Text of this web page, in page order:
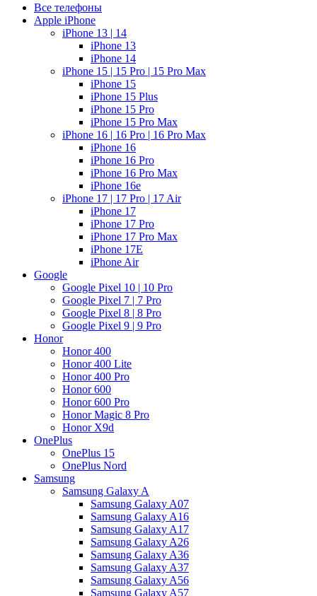
Все телефоны
Apple iPhone
iPhone 13 | 14
iPhone 13
iPhone 14
iPhone 15 | 15 Pro | 15 Pro Max
iPhone 15
iPhone 15 Plus
iPhone 15 Pro
iPhone 15 Pro Max
iPhone 16 | 16 Pro | 16 Pro Max
iPhone 16
iPhone 16 Pro
iPhone 16 Pro Max
iPhone 16e
iPhone 17 | 17 Pro | 17 Air
iPhone 17
iPhone 17 Pro
iPhone 17 Pro Max
iPhone 17E
iPhone Air
Google
Google Pixel 10 | 10 Pro
Google Pixel 7 | 7 Pro
Google Pixel 8 | 8 Pro
Google Pixel 9 | 9 Pro
Honor
Honor 400
Honor 400 Lite
Honor 400 Pro
Honor 600
Honor 600 Pro
Honor Magic 8 Pro
Honor X9d
OnePlus
OnePlus 15
OnePlus Nord
Samsung
Samsung Galaxy A
Samsung Galaxy A07
Samsung Galaxy A16
Samsung Galaxy A17
Samsung Galaxy A26
Samsung Galaxy A36
Samsung Galaxy A37
Samsung Galaxy A56
Samsung Galaxy A57